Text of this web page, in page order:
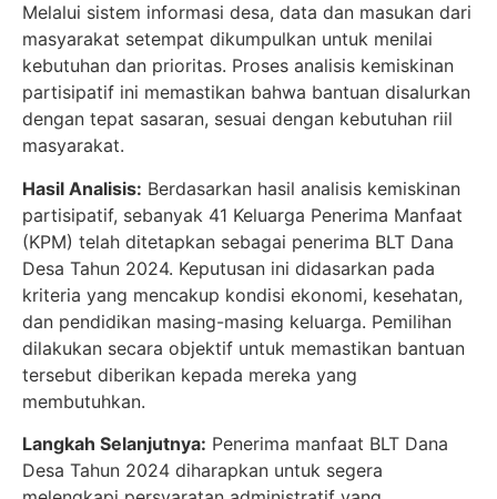
Melalui sistem informasi desa, data dan masukan dari
masyarakat setempat dikumpulkan untuk menilai
kebutuhan dan prioritas. Proses analisis kemiskinan
partisipatif ini memastikan bahwa bantuan disalurkan
dengan tepat sasaran, sesuai dengan kebutuhan riil
masyarakat.
Hasil Analisis: Berdasarkan hasil analisis kemiskinan
partisipatif, sebanyak 41 Keluarga Penerima Manfaat
(KPM) telah ditetapkan sebagai penerima BLT Dana
Desa Tahun 2024. Keputusan ini didasarkan pada
kriteria yang mencakup kondisi ekonomi, kesehatan,
dan pendidikan masing-masing keluarga. Pemilihan
dilakukan secara objektif untuk memastikan bantuan
tersebut diberikan kepada mereka yang
membutuhkan.
Langkah Selanjutnya: Penerima manfaat BLT Dana
Desa Tahun 2024 diharapkan untuk segera